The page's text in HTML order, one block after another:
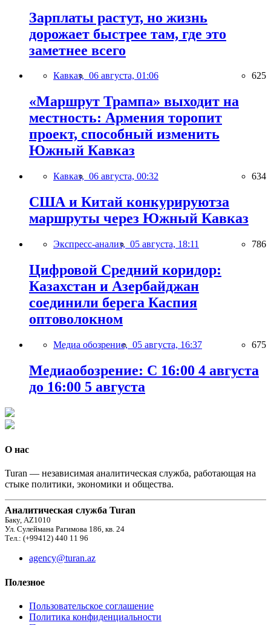
Зарплаты растут, но жизнь
дорожает быстрее там, где это
заметнее всего
Кавказ, 06 августа, 01:06 625
«Маршрут Трампа» выходит на
местность: Армения торопит
проект, способный изменить
Южный Кавказ
Кавказ, 06 августа, 00:32 634
США и Китай конкурируютза
маршруты через Южный Кавказ
Экспресс-анализ, 05 августа, 18:11 786
Цифровой Средний коридор:
Казахстан и Азербайджан
соединили берега Каспия
оптоволокном
Медиа обозрение, 05 августа, 16:37 675
Медиаобозрение: С 16:00 4 августа
до 16:00 5 августа
О нас
Turan — независимая аналитическая служба, работающая на
стыке политики, экономики и общества.
Аналитическая служба Turan
Баку, AZ1010
Ул. Сулеймана Рагимова 186, кв. 24
Тел.: (+99412) 440 11 96
agency@turan.az
Полезное
Пользовательское соглашение
Политика конфиденциальности